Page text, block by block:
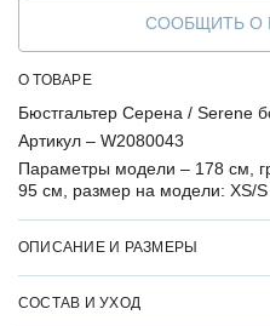
СООБЩИТЬ О
О ТОВАРЕ
Бюстгальтер Серена / Serene
Артикул – W2080043
Параметры модели – 178 см,
95 см, размер на модели: XS/S
ОПИСАНИЕ И РАЗМЕРЫ
СОСТАВ И УХОД